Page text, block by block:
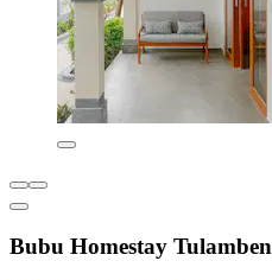
Bubu Homestay Tulamben